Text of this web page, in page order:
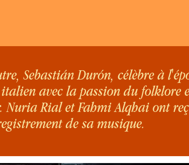
Sebastián Durón, célèbre à
avec la passion du folklore
Nuria Rial et Fahmi Alqhai ont
de sa musique.